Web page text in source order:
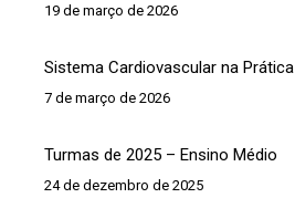
19 de março de 2026
Sistema Cardiovascular na Prática
7 de março de 2026
Turmas de 2025 – Ensino Médio
24 de dezembro de 2025